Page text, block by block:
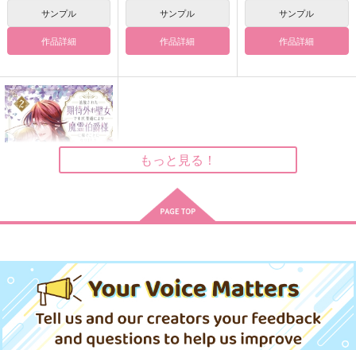
場地圭介×松野千冬
サンプル
場地圭介×松野千冬
サンプル サンプル
In summer
niwaba
1,100円（税込）
場地圭介×松野千冬
Two juvenile birds
niwaba
2,357 円（税込）
場地圭介×松野千冬
トリオぐらしジュンブ
ラ編
パズルピース
330円（税込）
サンプル
作品詳細
サンプル
作品詳細
サンプル
作品詳細
女ですが、聖婚により
魔霊伯爵様に嫁ぐこと
になりました 2
ファンギルド
792円（税込）
サンプル
もっと見る！